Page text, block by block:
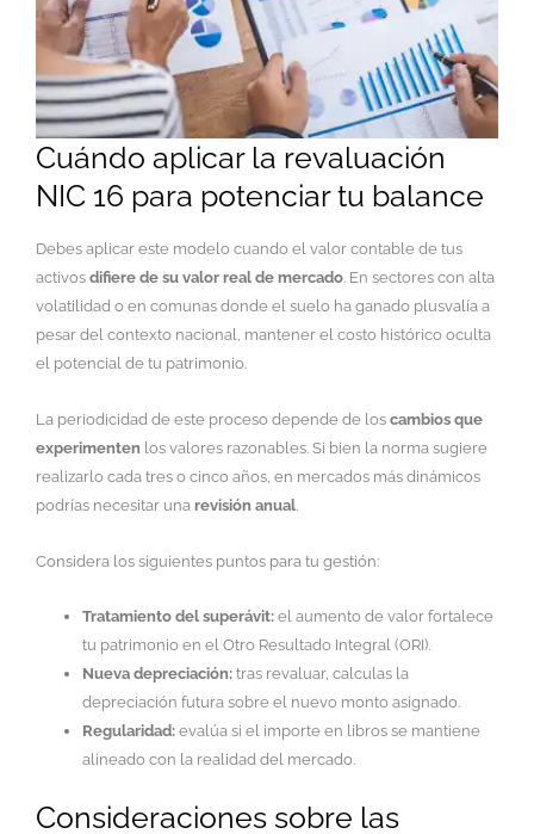
Cuándo aplicar la revaluación
NIC 16 para potenciar tu balance
Debes aplicar este modelo cuando el valor contable de tus
activos difiere de su valor real de mercado. En sectores con alta
volatilidad o en comunas donde el suelo ha ganado plusvalía a
pesar del contexto nacional, mantener el costo histórico oculta
el potencial de tu patrimonio.
La periodicidad de este proceso depende de los cambios que
experimenten los valores razonables. Si bien la norma sugiere
realizarlo cada tres o cinco años, en mercados más dinámicos
podrías necesitar una revisión anual
Considera los siguientes puntos para tu gestión:
Tratamiento del superávit: el aumento de valor fortalece
tu patrimonio en el Otro Resultado Integral (ORI).
Nueva depreciación: tras revaluar, calculas la
depreciación futura sobre el nuevo monto asignado.
Regularidad: evalúa si el importe en libros se mantiene
alineado con la realidad del mercado.
Consideraciones sobre las